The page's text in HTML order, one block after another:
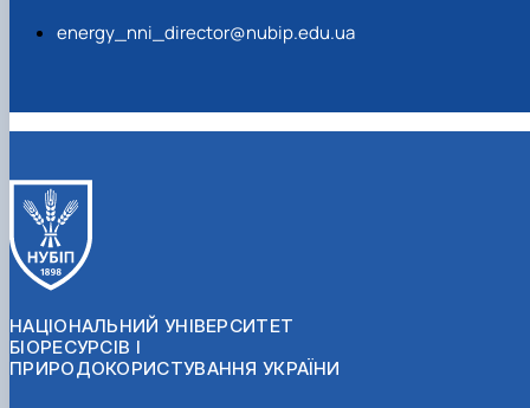
energy_nni_director@nubip.edu.ua
НАЦІОНАЛЬНИЙ УНІВЕРСИТЕТ
БІОРЕСУРСІВ І
ПРИРОДОКОРИСТУВАННЯ УКРАЇНИ